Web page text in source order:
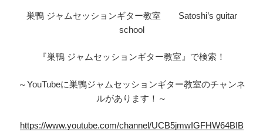
巣鴨 ジャムセッションギター教室 Satoshi’s guitar
school
『巣鴨 ジャムセッションギター教室』で検索！
～YouTubeに巣鴨ジャムセッションギター教室のチャンネ
ルがあります！～
https://www.youtube.com/channel/UCB5jmwIGFHW64BIB